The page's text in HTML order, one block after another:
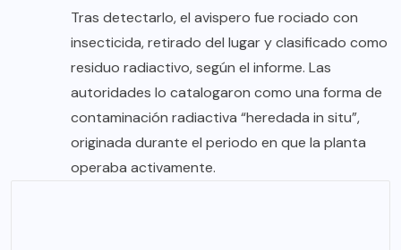
Tras detectarlo, el avispero fue rociado con
insecticida, retirado del lugar y clasificado como
residuo radiactivo, según el informe. Las
autoridades lo catalogaron como una forma de
contaminación radiactiva “heredada in situ”,
originada durante el periodo en que la planta
operaba activamente.